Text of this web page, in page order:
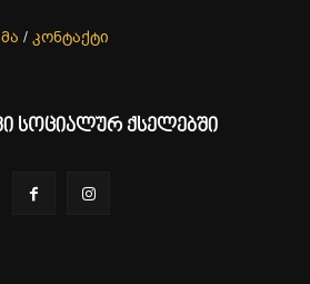
/ კონტაქტი
სოციალურ ქსელებში